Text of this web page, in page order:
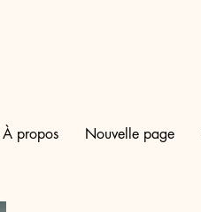
À propos Nouvelle page